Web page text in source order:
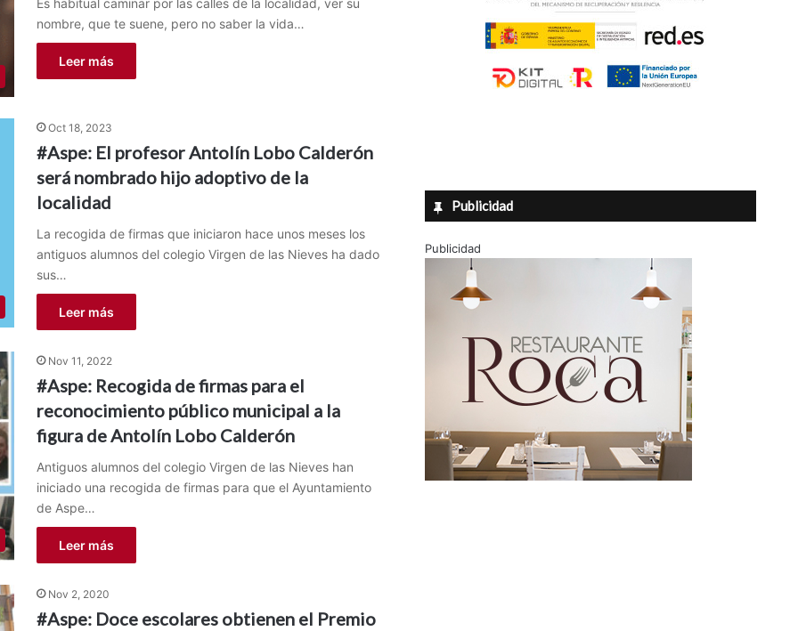
Es habitual caminar por las calles de la localidad, ver su
nombre, que te suene, pero no saber la vida…
Leer más
Oct 18, 2023
#Aspe: El profesor Antolín Lobo Calderón
será nombrado hijo adoptivo de la
localidad
La recogida de firmas que iniciaron hace unos meses los
antiguos alumnos del colegio Virgen de las Nieves ha dado
sus…
Leer más
Nov 11, 2022
#Aspe: Recogida de firmas para el
reconocimiento público municipal a la
figura de Antolín Lobo Calderón
Antiguos alumnos del colegio Virgen de las Nieves han
iniciado una recogida de firmas para que el Ayuntamiento
de Aspe…
Leer más
Nov 2, 2020
#Aspe: Doce escolares obtienen el Premio
Publicidad
Publicidad